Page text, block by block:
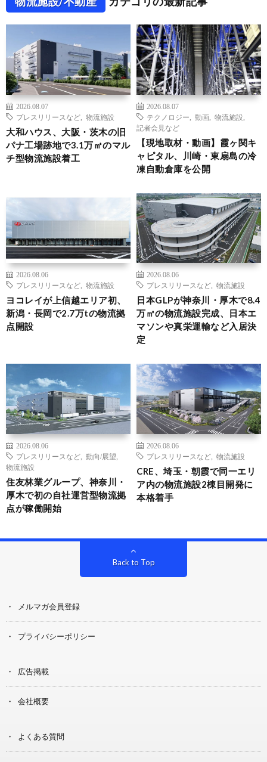
2026.08.07
プレスリリースなど
物流施設
大和ハウス、大阪・茨木の旧
パナ工場跡地で3.1万㎡のマル
チ型物流施設着工
2026.08.07
テクノロジー
動画 物流施設
記者会見など
【現地取材・動画】霞ヶ関キ
ャピタル、川崎・東扇島の冷
凍自動倉庫を公開
2026.08.06
プレスリリースなど
物流施設
ヨコレイが上信越エリア初、
新潟・長岡で2.7万tの物流拠
点開設
2026.08.06
プレスリリースなど
物流施設
日本GLPが神奈川・厚木で8.4
万㎡の物流施設完成、日本エ
マソンや真栄運輸など入居決
定
2026.08.06
プレスリリースなど
動向/展望
物流施設
住友林業グループ、神奈川・
厚木で初の自社運営型物流拠
点が稼働開始
2026.08.06
プレスリリースなど
物流施設
CRE、埼玉・朝霞で同一エリ
ア内の物流施設2棟目開発に
本格着手
Back to Top
メルマガ会員登録
プライバシーポリシー
広告掲載
会社概要
よくある質問